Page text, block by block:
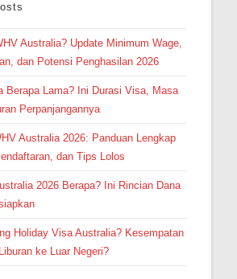
Australia? Update Minimum Wage,
dan Potensi Penghasilan 2026
Berapa Lama? Ini Durasi Visa, Masa
Perpanjangannya
Australia 2026: Panduan Lengkap
dan Tips Lolos
2026 Berapa? Ini Rincian Dana
Holiday Visa Australia? Kesempatan
ke Luar Negeri?